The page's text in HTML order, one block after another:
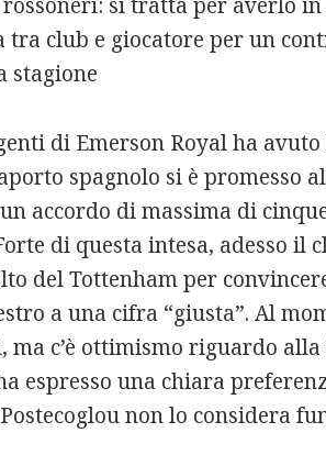
tra club e giocatore per un
stagione
di Emerson Royal ha avuto
spagnolo si è promesso al
accordo di massima di
di questa intesa, adesso il
del Tottenham per
a una cifra “giusta”. Al
c’è ottimismo riguardo
espresso una chiara
non lo considera